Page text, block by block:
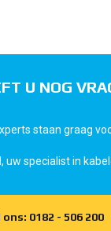
U NOG
staan graag
uw specialist in
ons: 0182 - 506 200